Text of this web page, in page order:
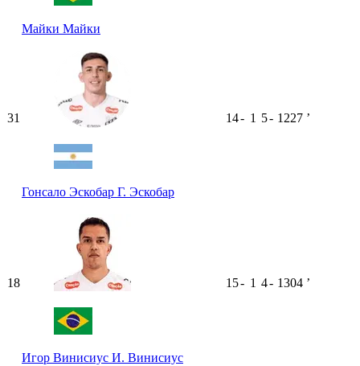
Майки Майки
31
Гонсало Эскобар Г. Эскобар
14- 1 5- 1227 ʼ
18
Игор Винисиус И. Винисиус
15- 1 4- 1304 ʼ